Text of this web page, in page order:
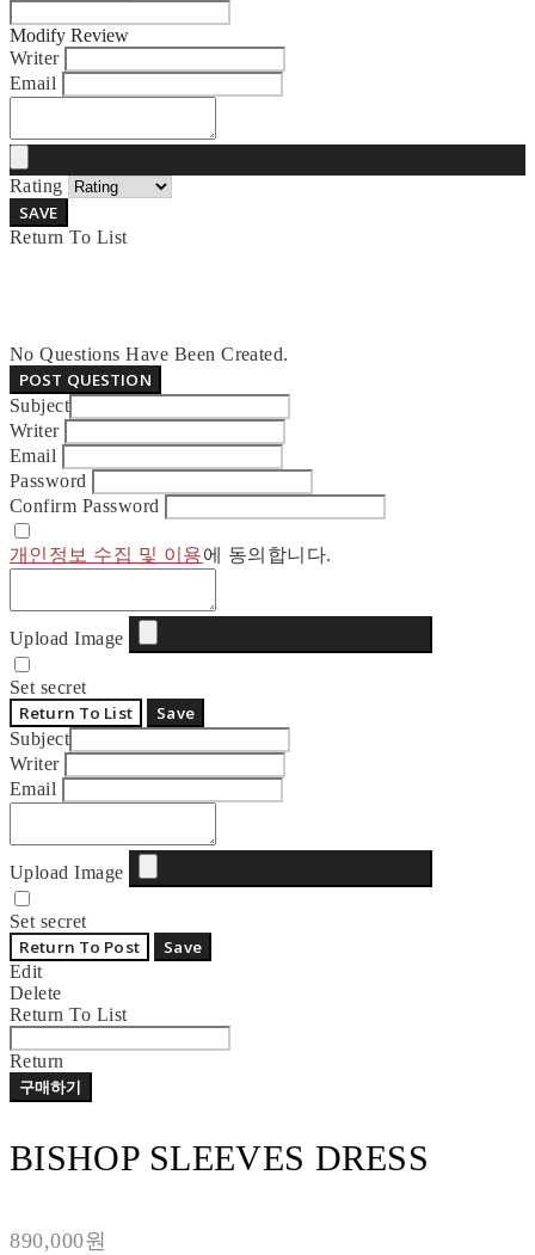
Modify Review
Writer
Email
Rating
SAVE
Return To List
No Questions Have Been Created.
POST QUESTION
Subject
Writer
Email
Password
Confirm Password
개인정보 수집 및 이용에 동의합니다.
Upload Image
Set secret
Return To List Save
Subject
Writer
Email
Upload Image
Set secret
Return To Post Save
Edit
Delete
Return To List
Return
구매하기
BISHOP SLEEVES DRESS
890,000원